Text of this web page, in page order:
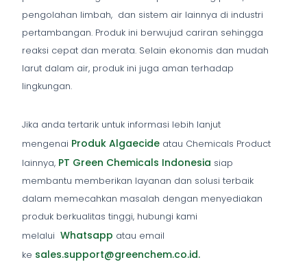
pengolahan limbah, dan sistem air lainnya di industri
pertambangan. Produk ini berwujud cariran sehingga
reaksi cepat dan merata. Selain ekonomis dan mudah
larut dalam air, produk ini juga aman terhadap
lingkungan.
Jika anda tertarik untuk informasi lebih lanjut
mengenai Produk Algaecide atau Chemicals Product
lainnya, PT Green Chemicals Indonesia siap
membantu memberikan layanan dan solusi terbaik
dalam memecahkan masalah dengan menyediakan
produk berkualitas tinggi, hubungi kami
melalui Whatsapp atau email
ke sales.support@greenchem.co.id.